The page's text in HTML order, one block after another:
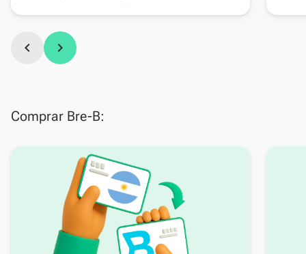
chevron_left chevron_right
Comprar Bre-B: